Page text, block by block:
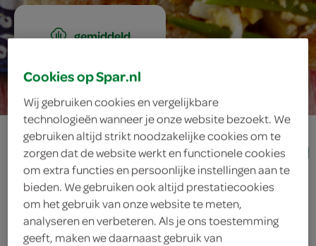
gemiddeld
20 min.
rotipannenkoeken
ingrediënten
Cookies op Spar.nl
Wij gebruiken cookies en vergelijkbare
technologieën wanneer je onze website bezoekt. We
gebruiken altijd strikt noodzakelijke cookies om te
zorgen dat de website werkt en functionele cookies
om extra functies en persoonlijke instellingen aan te
bieden. We gebruiken ook altijd prestatiecookies
om het gebruik van onze website te meten,
analyseren en verbeteren. Als je ons toestemming
geeft, maken we daarnaast gebruik van